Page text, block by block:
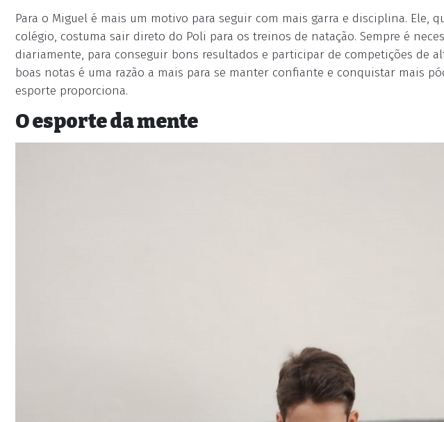
Para o Miguel é mais um motivo para seguir com mais garra e disciplina. Ele,
colégio, costuma sair direto do Poli para os treinos de natação. Sempre é
diariamente, para conseguir bons resultados e participar de competições de
boas notas é uma razão a mais para se manter confiante e conquistar mais
esporte proporciona.
O esporte da mente